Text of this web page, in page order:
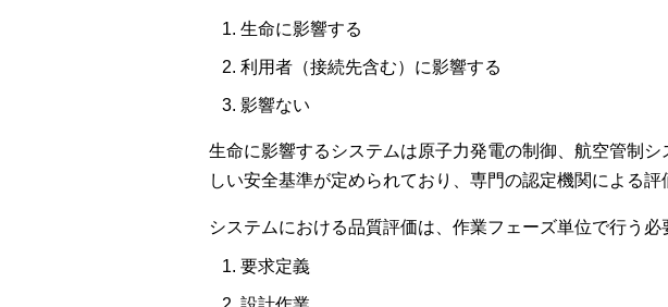
生命に影響する
利用者（接続先含む）に影響する
影響ない
生命に影響するシステムは原子力発電の制御、航空管制
しい安全基準が定められており、専門の認定機関による
システムにおける品質評価は、作業フェーズ単位で行う
要求定義